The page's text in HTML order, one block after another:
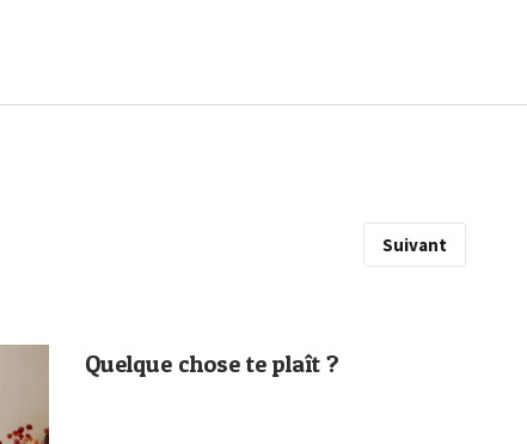
Suivant
Quelque chose te plaît ?